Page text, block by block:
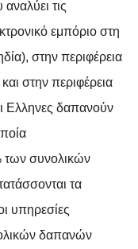
τις
εμπόριο στη
στην περιφέρεια
στην περιφέρεια
Ελληνες δαπανούν
των συνολικών
τα
υπηρεσίες
δαπανών